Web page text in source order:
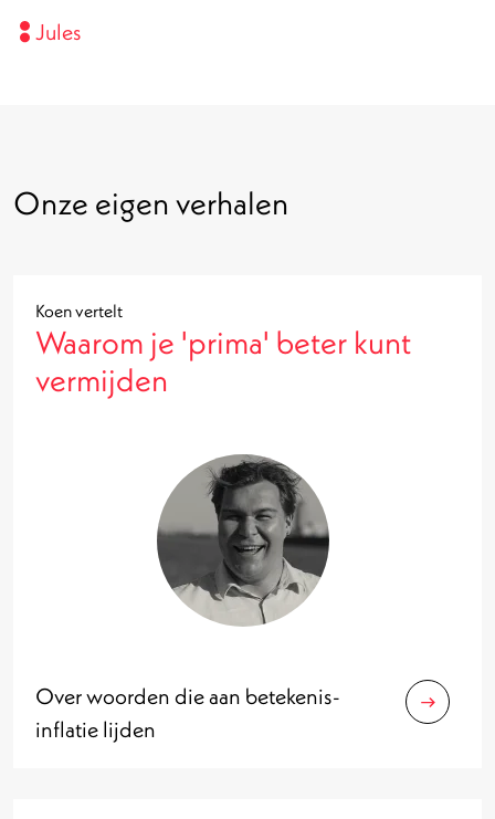
Jules
Onze eigen verhalen
Koen vertelt
Waarom je 'prima' beter kunt
vermijden
Over woorden die aan betekenis-
inflatie lijden